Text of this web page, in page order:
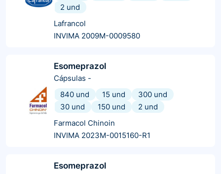
2 und
Lafrancol
INVIMA 2009M-0009580
Esomeprazol
Cápsulas -
840 und
15 und
300 und
30 und
150 und
2 und
Farmacol Chinoin
INVIMA 2023M-0015160-R1
Esomeprazol